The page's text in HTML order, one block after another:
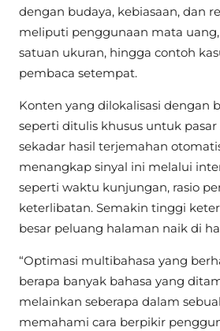
dengan budaya, kebiasaan, dan
meliputi penggunaan mata
satuan ukuran, hingga contoh
pembaca setempat.
Konten yang dilokalisasi dengan
seperti ditulis khusus untuk
sekadar hasil terjemahan
menangkap sinyal ini melalui
seperti waktu kunjungan, rasio
keterlibatan. Semakin tinggi
besar peluang halaman naik di
“Optimasi multibahasa yang
berapa banyak bahasa yang
melainkan seberapa dalam
memahami cara berpikir